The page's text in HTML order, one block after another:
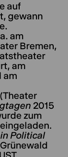
auf
gewann
am
Bremen,
am
am
(Theater
2015
zum
Political